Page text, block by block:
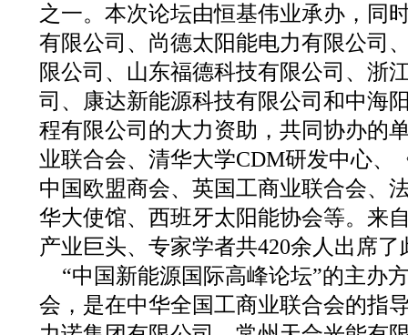
之一。本次论坛由恒基伟业承办，同
有限公司、尚德太阳能电力有限公司
限公司、山东福德科技有限公司、浙
司、康达新能源科技有限公司和中海
程有限公司的大力资助，共同协办的
业联合会、清华大学CDM研发中心、
中国欧盟商会、英国工商业联合会、
华大使馆、西班牙太阳能协会等。来
产业巨头、专家学者共420余人出席了
“中国新能源国际高峰论坛”的主办
会，是在中华全国工商业联合会的指